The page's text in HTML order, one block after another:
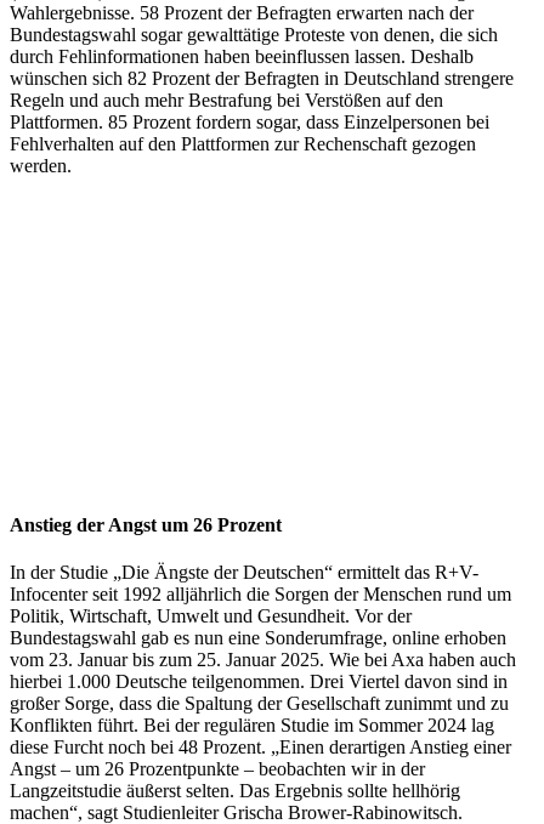
Wahlergebnisse. 58 Prozent der Befragten erwarten nach der
Bundestagswahl sogar gewalttätige Proteste von denen, die sich
durch Fehlinformationen haben beeinflussen lassen. Deshalb
wünschen sich 82 Prozent der Befragten in Deutschland strengere
Regeln und auch mehr Bestrafung bei Verstößen auf den
Plattformen. 85 Prozent fordern sogar, dass Einzelpersonen bei
Fehlverhalten auf den Plattformen zur Rechenschaft gezogen
werden.
Anstieg der Angst um 26 Prozent
In der Studie „Die Ängste der Deutschen“ ermittelt das R+V-
Infocenter seit 1992 alljährlich die Sorgen der Menschen rund um
Politik, Wirtschaft, Umwelt und Gesundheit. Vor der
Bundestagswahl gab es nun eine Sonderumfrage, online erhoben
vom 23. Januar bis zum 25. Januar 2025. Wie bei Axa haben auch
hierbei 1.000 Deutsche teilgenommen. Drei Viertel davon sind in
großer Sorge, dass die Spaltung der Gesellschaft zunimmt und zu
Konflikten führt. Bei der regulären Studie im Sommer 2024 lag
diese Furcht noch bei 48 Prozent. „Einen derartigen Anstieg einer
Angst – um 26 Prozentpunkte – beobachten wir in der
Langzeitstudie äußerst selten. Das Ergebnis sollte hellhörig
machen“, sagt Studienleiter Grischa Brower-Rabinowitsch.